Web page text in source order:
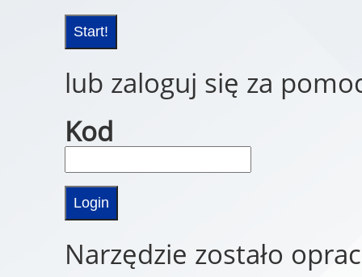
lub zaloguj się za
Kod
Narzędzie zostało